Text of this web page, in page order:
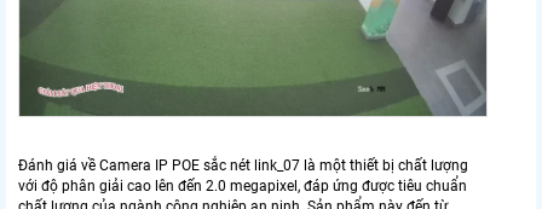
Đánh giá về Camera IP POE sắc nét link_07 là một thiết bị chất lượng
với độ phân giải cao lên đến 2.0 megapixel, đáp ứng được tiêu chuẩn